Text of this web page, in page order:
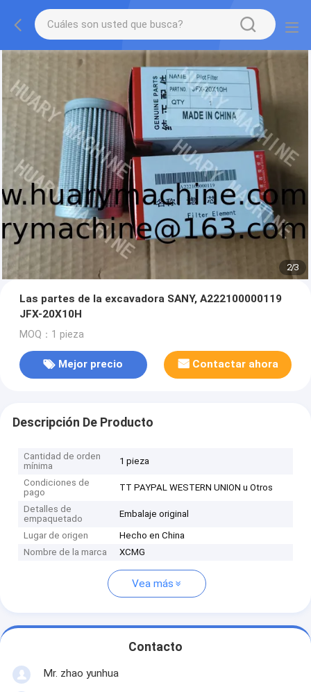
2/3
Las partes de la excavadora SANY, A222100000119
JFX-20X10H
MOQ：1 pieza
Mejor precio Contactar ahora
Descripción De Producto
Cantidad de orden
mínima
1 pieza
Condiciones de
pago
TT PAYPAL WESTERN UNION u Otros
Detalles de
empaquetado
Embalaje original
Lugar de origen
Hecho en China
Nombre de la marca
XCMG
Vea más
Contacto
Mr. zhao yunhua